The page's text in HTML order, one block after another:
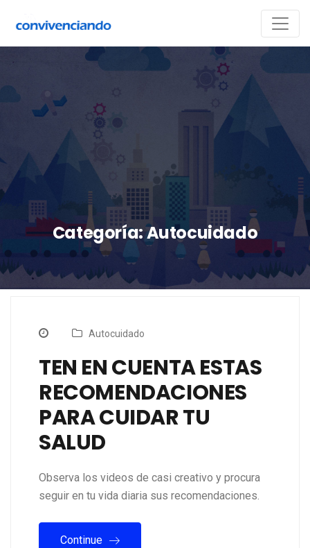
Categoría:Autocuidado
Autocuidado
TEN EN CUENTA ESTAS
RECOMENDACIONES
PARA CUIDAR TU
SALUD
Observa los videos de casi creativo y procura
seguir en tu vida diaria sus recomendaciones.
Continue